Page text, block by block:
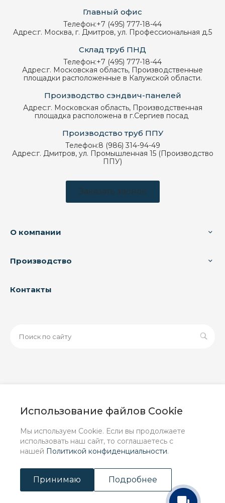
Использование файлов Cookie
Мы используем Cookie. Если вы продолжаете
использовать наш сайт, то соглашаетесь с
нашей Политикой конфиденциальности.
Принимаю Подробнее
Главный офис
Телефон:+7 (495) 777-18-44
Адрес:г. Москва, г. Дмитров, ул. Профессиональная д.5
Склад труб ПНД
Телефон:+7 (495) 777-18-44
Адрес:г. Московская область, Производственные
площадки расположенные в Калужской области.
Производство сэндвич-панелей
Адрес:г. Московская область, Производственная
площадка расположена в г.Сергиев посад
Производство труб ППУ
Телефон:8 (986) 314-94-49
Адрес:г. Дмитров, ул. Промышленная 15 (Производство
ППУ)
Заказать звонок
О компании
Производство
Контакты
информационный характер и ни при каких условиях не
положениями Статьи 437 (2) ГК РФ.